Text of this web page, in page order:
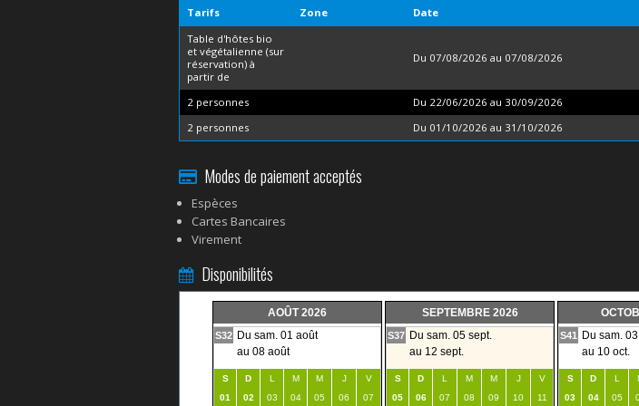
Tarifs Zone Date
Table d'hôtes bio
et végétalienne (sur
réservation) à
partir de
Du 07/08/2026 au 07/08/2026
2 personnes Du 22/06/2026 au 30/09/2026
2 personnes
Du 01/10/2026 au 31/10/2026
Modes de paiement acceptés
Espèces
Cartes Bancaires
Virement
Disponibilités